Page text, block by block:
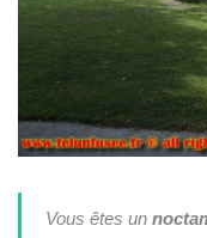
Vous êtes un